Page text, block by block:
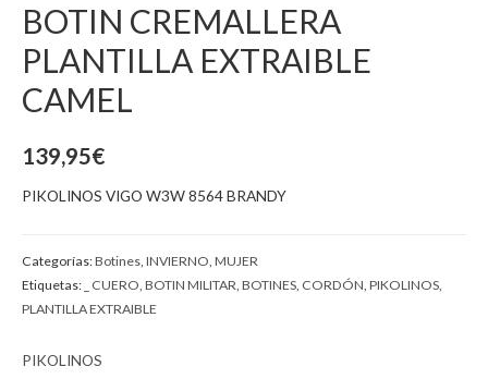
BOTIN CREMALLERA
PLANTILLA EXTRAIBLE
CAMEL
139,95€
PIKOLINOS VIGO W3W 8564 BRANDY
Categorías:Botines INVIERNO MUJER
Etiquetas:
_ CUERO BOTIN MILITAR BOTINES CORDÓN PIKOLINOS
PLANTILLA EXTRAIBLE
PIKOLINOS